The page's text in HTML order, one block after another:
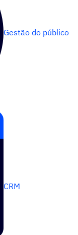
Gestão do público
CRM